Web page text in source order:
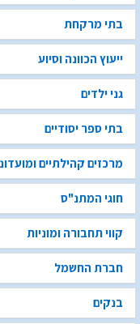
בתי מרקחת
ייעוץ הכוונה וסיוע
גני ילדים
בתי ספר יסודיים
מרכזים קהילתיים
חוגי המתנ"ס
קווי תחבורה ומוניות
חברת החשמל
בנקים